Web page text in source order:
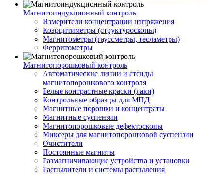
Магнитоиндукционный контроль
Измерители концентрации напряжения
Коэрцитиметры (структуроскопы)
Магнитометры (гауссметры, тесламетры)
Ферритометры
Магнитопорошковый контроль
Автоматические линии и стенды
магнитопорошкового контроля
Белые контрастные краски (лаки)
Контрольные образцы для МПД
Магнитные порошки и концентраты
Магнитные суспензии
Магнитопорошковые дефектоскопы
Миксеры для магнитопорошковой суспензии
Очистители
Постоянные магниты
Размагничивающие устройства и установки
Распылители и системы распыления